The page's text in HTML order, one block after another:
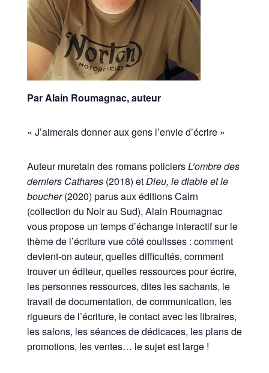
Par Alain Roumagnac, auteur
« J’aimerais donner aux gens l’envie d’écrire »
Auteur muretain des romans policiersL’ombre des
derniers Cathares(2018) etDieu, le diable et le
boucher(2020) parus aux éditions Cairn
(collection du Noir au Sud), Alain Roumagnac
vous propose un temps d’échange interactif sur le
thème de l’écriture vue côté coulisses : comment
devient-on auteur, quelles difficultés, comment
trouver un éditeur, quelles ressources pour écrire,
les personnes ressources, dites les sachants, le
travail de documentation, de communication, les
rigueurs de l’écriture, le contact avec les libraires,
les salons, les séances de dédicaces, les plans de
promotions, les ventes… le sujet est large !